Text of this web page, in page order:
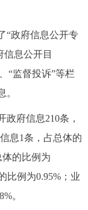
图说互动
人文北京
视频北京
政府信息公开专
信息公开目
“监督投诉”等栏
。
府信息210条，
息1条，占总体的
体的比例为
比例为0.95%；业
。